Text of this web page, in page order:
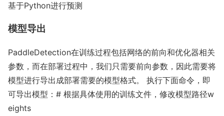
基于Python进行预测
模型导出
PaddleDetection在训练过程包括网络的前向和优化器相关
参数，而在部署过程中，我们只需要前向参数，因此需要将
模型进行导出成部署需要的模型格式。 执行下面命令，即
可导出模型：# 根据具体使用的训练文件，修改模型路径w
eights